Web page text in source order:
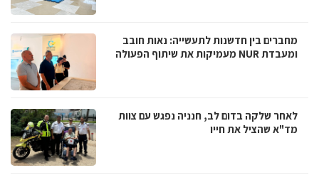
מחברים בין חדשנות לתעשייה: נאות חובב
ומעבדת NUR מעמיקות את שיתוף הפעולה
לאחר שלקה בדום לב, חנניה נפגש עם צוות
מד"א שהציל את חייו